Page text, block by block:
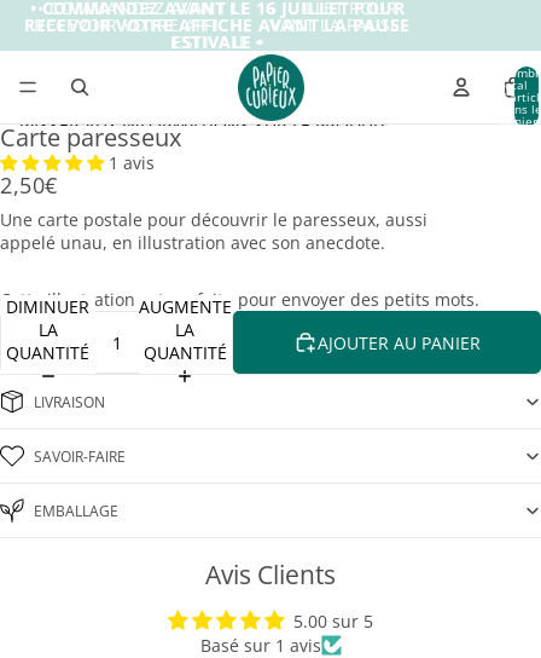
• COMMANDEZ AVANT LE 16 JUILLET POUR
RECEVOIR VOTRE AFFICHE AVANT LA PAUSE
ESTIVALE •
• COMMANDEZ AVANT LE 16 JUILLET POUR
RECEVOIR VOTRE AFFICHE AVANT LA PAUSE
ESTIVALE •
total
dans le
PASSER AUX INFORMATIONS SUR LE PRODUIT
Carte paresseux
1 avis
2,50€
Une carte postale pour découvrir le paresseux, aussi
appelé unau, en illustration avec son anecdote.
Cette illustration est parfaite pour envoyer des petits mots.
DIMINUER
LA
QUANTITÉ
AUGMENTER
LA
QUANTITÉ
AJOUTER AU PANIER
LIVRAISON
SAVOIR-FAIRE
EMBALLAGE
Avis Clients
5.00 sur 5
Basé sur 1 avis